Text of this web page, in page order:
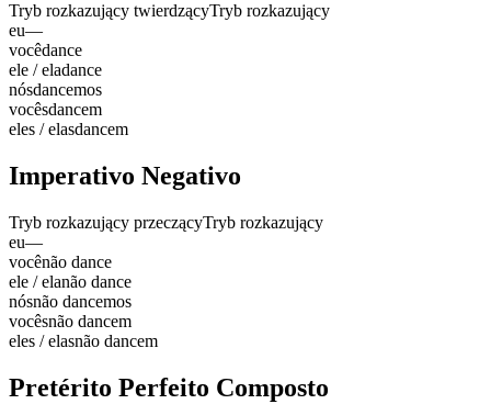
Tryb rozkazujący twierdzącyTryb rozkazujący
eu—
vocêdance
ele / eladance
nósdancemos
vocêsdancem
eles / elasdancem
Imperativo Negativo
Tryb rozkazujący przeczącyTryb rozkazujący
eu—
vocênão dance
ele / elanão dance
nósnão dancemos
vocêsnão dancem
eles / elasnão dancem
Pretérito Perfeito Composto